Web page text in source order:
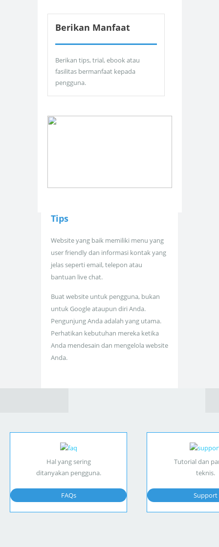
Berikan Manfaat
Berikan tips, trial, ebook atau
fasilitas bermanfaat kepada
pengguna.
Tips
Website yang baik memiliki menu yang
user friendly dan informasi kontak yang
jelas seperti email, telepon atau
bantuan live chat.
Buat website untuk pengguna, bukan
untuk Google ataupun diri Anda.
Pengunjung Anda adalah yang utama.
Perhatikan kebutuhan mereka ketika
Anda mendesain dan mengelola website
Anda.
Hal yang sering
ditanyakan pengguna.
FAQs
Tutorial dan
teknis.
Support